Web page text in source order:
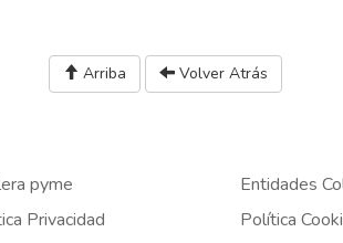
Arriba Volver Atrás
pyme Entidades
Privacidad
Política